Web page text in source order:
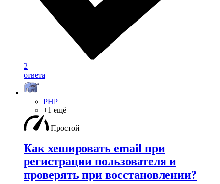
2
ответа
PHP
+1 ещё
Простой
Как хешировать email при
регистрации пользователя и
проверять при восстановлении?